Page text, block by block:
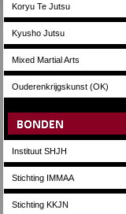
Koryu Te Jutsu
Kyusho Jutsu
Mixed Martial Arts
Ouderenkrijgskunst (OK)
Instituut SHJH
Stichting IMMAA
Stichting KKJN